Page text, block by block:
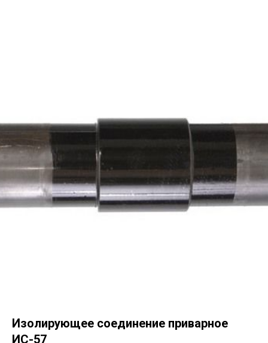
Изолирующее соединение приварное
ИС-57